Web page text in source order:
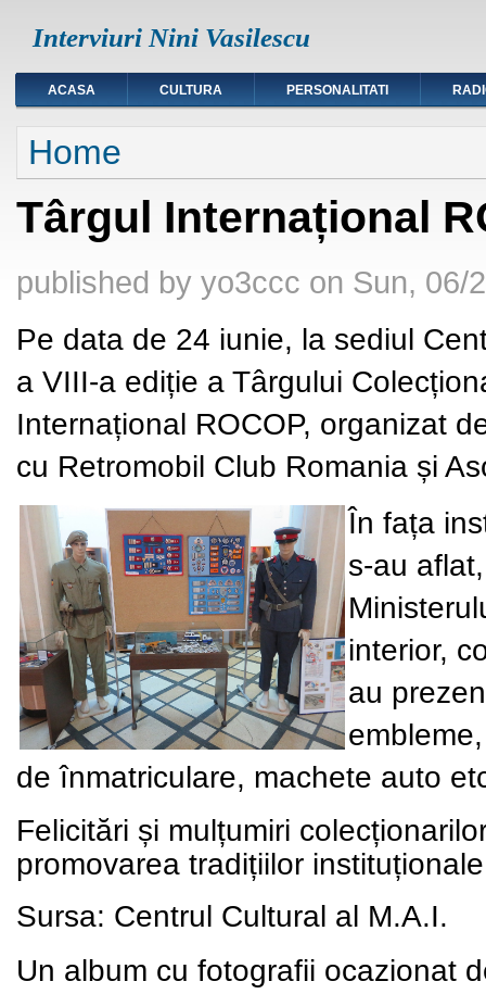
Interviuri Nini Vasilescu
ACASA CULTURA PERSONALITATI
You are here
Home
Târgul Internațional
published by yo3ccc on Sun, 06/
Pe data de 24 iunie, la sediul
a VIII-a ediție a Târgului
Internațional ROCOP, organizat
cu Retromobil Club Romania și
În fața
s-au
interior,
au
de înmatriculare, machete auto
Felicitări și mulțumiri
promovarea tradițiilor
Sursa: Centrul Cultural al M.A.I.
Un album cu fotografii ocazionat